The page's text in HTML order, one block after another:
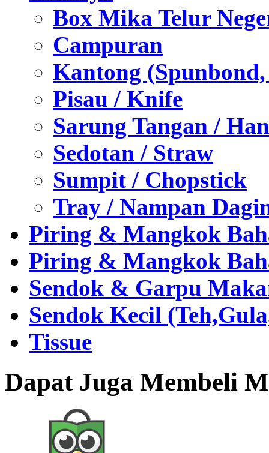
Box Mika Telur
Campuran
Kantong
Pisau / Knife
Sarung Tangan /
Sedotan / Straw
Sumpit / Chopstick
Tray / Nampan
Piring & Mangkok
Piring & Mangkok
Sendok & Garpu
Sendok Kecil
Tissue
Dapat Juga Membeli